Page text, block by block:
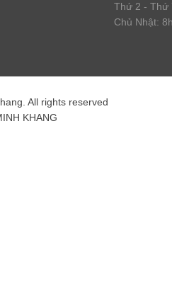
Thứ 2 - Thứ
Chủ Nhật:
All rights reserved
KHANG